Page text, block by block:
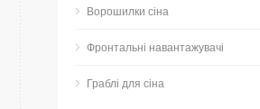
Ворошилки сіна
Фронтальні навантажувачі
Граблі для сіна